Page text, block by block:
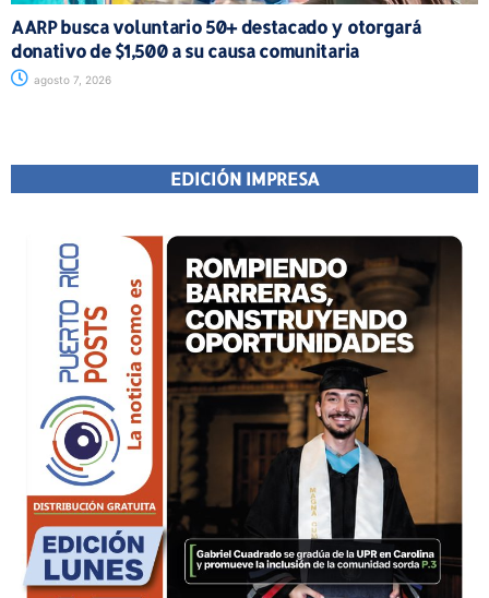
AARP busca voluntario 50+ destacado y otorgará
donativo de $1,500 a su causa comunitaria
agosto 7, 2026
EDICIÓN IMPRESA